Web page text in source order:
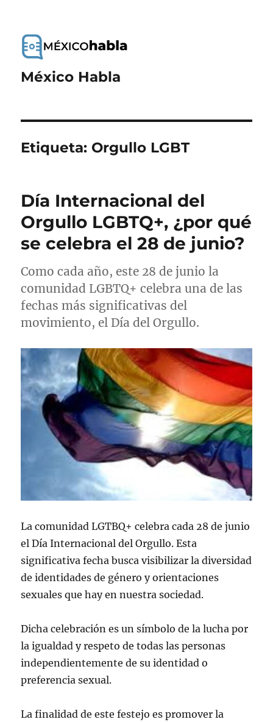
México Habla
Etiqueta: Orgullo LGBT
Día Internacional del
Orgullo LGBTQ+, ¿por qué
se celebra el 28 de junio?
Como cada año, este 28 de junio la
comunidad LGBTQ+ celebra una de las
fechas más significativas del
movimiento, el Día del Orgullo.
La comunidad LGTBQ+ celebra cada 28 de junio
el Día Internacional del Orgullo. Esta
significativa fecha busca visibilizar la diversidad
de identidades de género y orientaciones
sexuales que hay en nuestra sociedad.
Dicha celebración es un símbolo de la lucha por
la igualdad y respeto de todas las personas
independientemente de su identidad o
preferencia sexual.
La finalidad de este festejo es promover la